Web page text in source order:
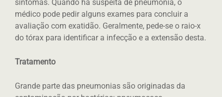
sintomas. Quando há suspeita de pneumonia, o
médico pode pedir alguns exames para concluir a
avaliação com exatidão. Geralmente, pede-se o raio-x
do tórax para identificar a infecção e a extensão desta.
Tratamento
Grande parte das pneumonias são originadas da